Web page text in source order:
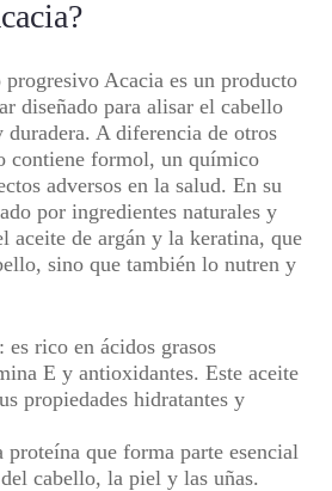
Acacia es un producto
diseñado para alisar el cabello
duradera. A diferencia de otros
contiene formol, un químico
adversos en la salud. En su
por ingredientes naturales y
aceite de argán y la keratina, que
sino que también lo nutren y
es rico en ácidos grasos
E y antioxidantes. Este aceite
propiedades hidratantes y
proteína que forma parte esencial
cabello, la piel y las uñas.